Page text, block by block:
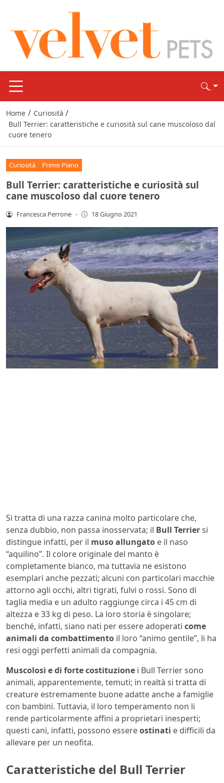
Home / Curiosità /
Bull Terrier: caratteristiche e curiosità sul cane muscoloso dal
cuore tenero
Curiosità Primo Piano
Bull Terrier: caratteristiche e curiosità sul
cane muscoloso dal cuore tenero
Francesca Perrone - 18 Giugno 2021
Si tratta di una razza canina molto particolare che,
senza dubbio, non passa inosservata; il Bull Terriersi
distingue infatti, per il muso allungato e il naso
“aquilino”. Il colore originale del manto è
completamente bianco, ma tuttavia ne esistono
esemplari anche pezzati; alcuni con particolari macchie
attorno agli occhi, altri tigrati, fulvi o rossi. Sono di
taglia media e un adulto raggiunge circa i 45 cm di
altezza e 33 kg di peso. La loro storia è singolare;
benché, infatti, siano nati per essere adoperati come
animali da combattimento il loro “animo gentile”, li ha
resi oggi perfetti animali da compagnia.
Muscolosi e di forte costituzione i Bull Terrier sono
animali, apparentemente, temuti; in realtà si tratta di
creature estremamente buone adatte anche a famiglie
con bambini. Tuttavia, il loro temperamento non li
rende particolarmente affini a proprietari inesperti;
questi cani, infatti, possono essereostinati e difficili da
allevare per un neofita.
Caratteristiche del Bull Terrier